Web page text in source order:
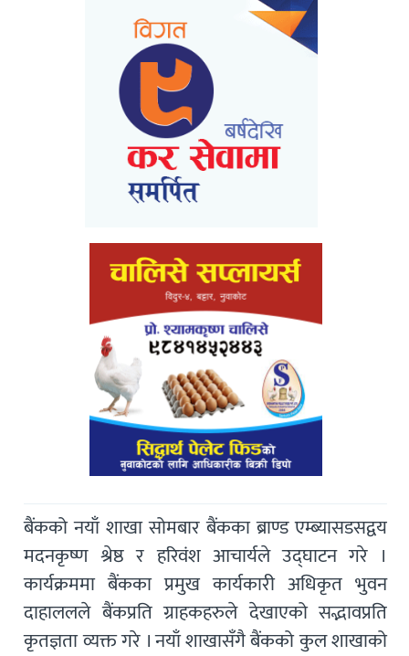
बैंकको नयाँ शाखा सोमबार बैंकका ब्राण्ड एम्ब्यासडसद्वय
मदनकृष्ण श्रेष्ठ र हरिवंश आचार्यले उद्घाटन गरे ।
कार्यक्रममा बैंकका प्रमुख कार्यकारी अधिकृत भुवन
दाहाललले बैंकप्रति ग्राहकहरुले देखाएको सद्भावप्रति
कृतज्ञता व्यक्त गरे । नयाँ शाखासँगै बैंकको कुल शाखाको